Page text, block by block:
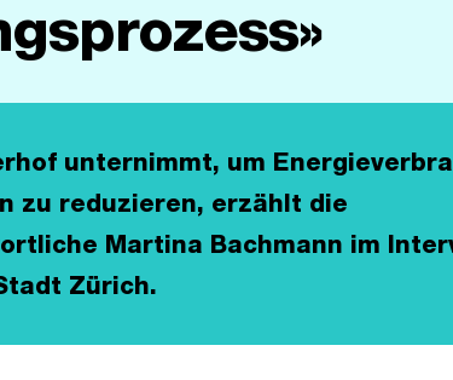
unternimmt, um
zu reduzieren, erzählt die
Martina Bachmann im
Zürich.